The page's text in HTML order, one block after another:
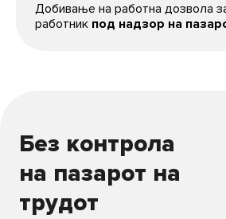
Добивање на работна дозвола
работник под надзор на
Без контрола
на пазарот на
трудот